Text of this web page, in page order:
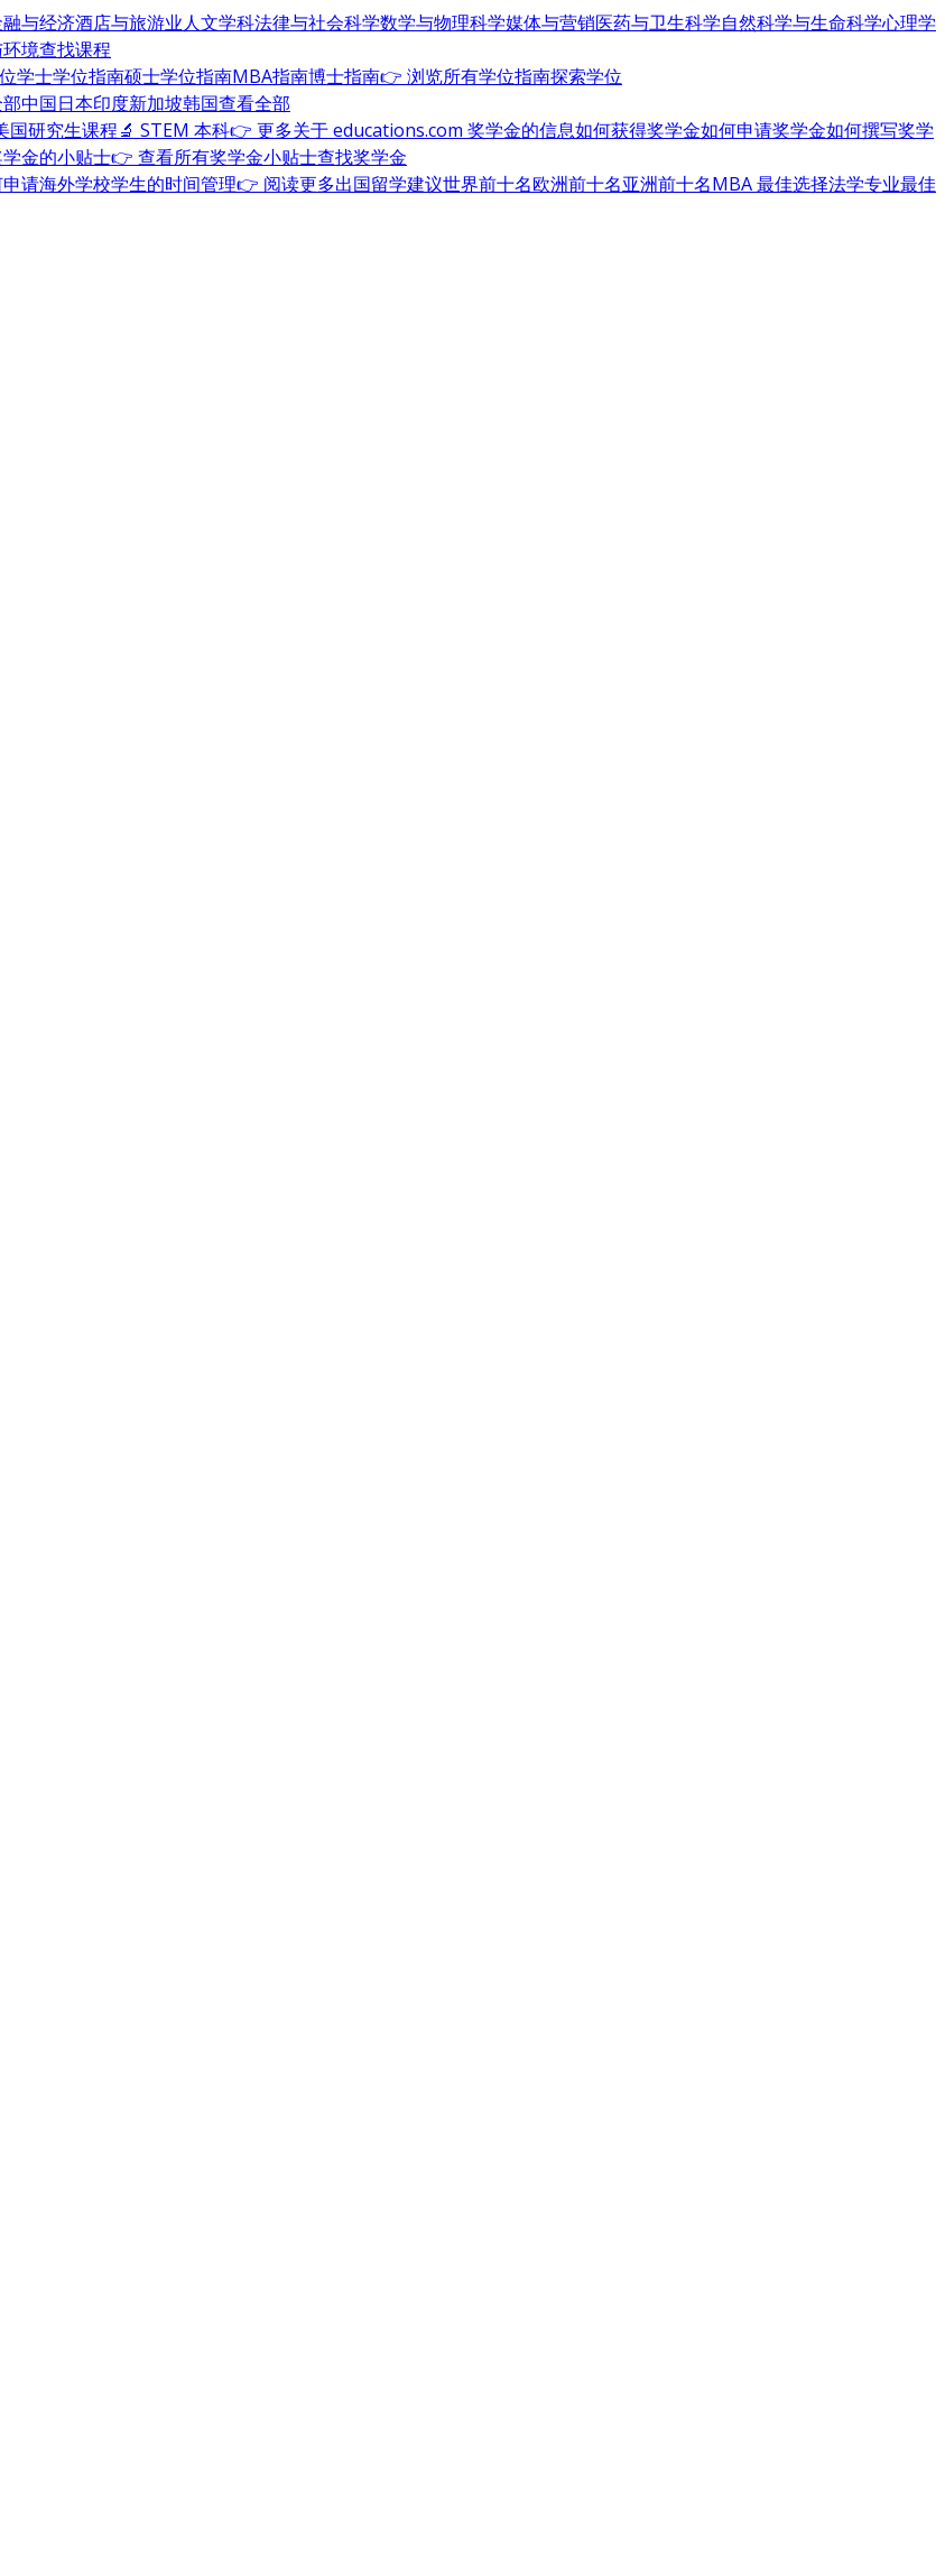
与经济酒店与旅游业人文学科法律与社会科学数学与物理科学媒体与营销医药与卫生科学自然科学与生命科学心理学
境查找课程
学士学位指南硕士学位指南MBA指南博士指南👉 浏览所有学位指南探索学位
中国日本印度新加坡韩国查看全部
国研究生课程🔬 STEM 本科👉 更多关于 educations.com 奖学金的信息如何获得奖学金如何申请奖学金如何撰写奖学
金的小贴士👉 查看所有奖学金小贴士查找奖学金
请海外学校学生的时间管理👉 阅读更多出国留学建议世界前十名欧洲前十名亚洲前十名MBA 最佳选择法学专业最佳